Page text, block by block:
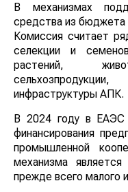
В механизмах
средства из
приоритетными
направлений –
переработка
инфраструктуры АПК.
В 2024 году в ЕАЭС
финансирования
принципу
нового
предпринимателей,